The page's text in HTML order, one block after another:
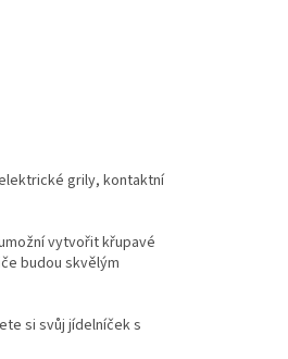
grily, kontaktní
vytvořit křupavé
budou skvělým
si svůj jídelníček s